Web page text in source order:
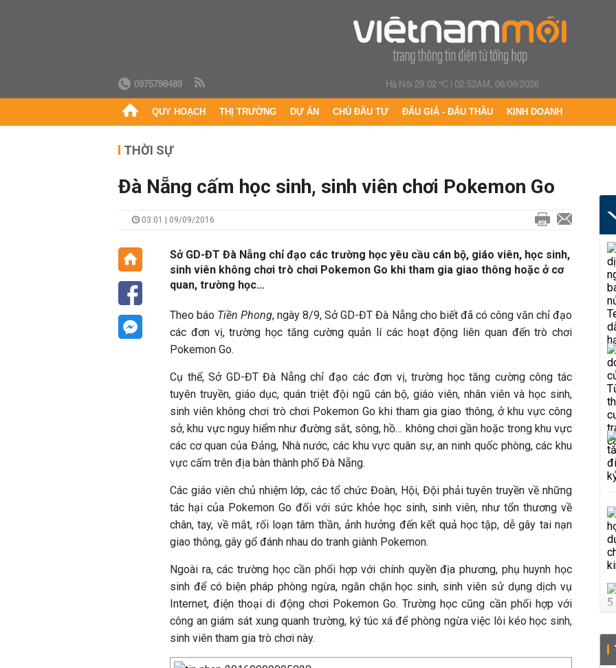
0975798489 Hà Nội 29.02 °C|02:52AM, 06/08/2026
QUY HOẠCH THỊ TRƯỜNG DỰ ÁN CHỦ ĐẦU TƯ ĐẤU GIÁ - ĐẤU THẦU KINH DOANH
THỜI SỰ
Đà Nẵng cấm học sinh, sinh viên chơi Pokemon Go
03:01 | 09/09/2016
Sở GD-ĐT Đà Nẵng chỉ đạo các trường học yêu cầu cán bộ, giáo viên, học sinh,
sinh viên không chơi trò chơi Pokemon Go khi tham gia giao thông hoặc ở cơ
quan, trường học…
Theo báo Tiền Phong, ngày 8/9, Sở GD-ĐT Đà Nẵng cho biết đã có công văn chỉ đạo
các đơn vị, trường học tăng cường quản lí các hoạt động liên quan đến trò chơi
Pokemon Go.
Cụ thể, Sở GD-ĐT Đà Nẵng chỉ đạo các đơn vị, trường học tăng cường công tác
tuyên truyền, giáo dục, quán triệt đội ngũ cán bộ, giáo viên, nhân viên và học sinh,
sinh viên không chơi trò chơi Pokemon Go khi tham gia giao thông, ở khu vực công
sở, khu vực nguy hiểm như đường sắt, sông, hồ… không chơi gần hoặc trong khu vực
các cơ quan của Đảng, Nhà nước, các khu vực quân sự, an ninh quốc phòng, các khu
vực cấm trên địa bàn thành phố Đà Nẵng.
Các giáo viên chủ nhiệm lớp, các tổ chức Đoàn, Hội, Đội phải tuyên truyền về những
tác hại của Pokemon Go đối với sức khỏe học sinh, sinh viên, như tổn thương về
chân, tay, về mắt, rối loạn tâm thần, ảnh hưởng đến kết quả học tập, dễ gây tai nạn
giao thông, gây gổ đánh nhau do tranh giành Pokemon.
Ngoài ra, các trường học cần phối hợp với chính quyền địa phương, phụ huynh học
sinh để có biện pháp phòng ngừa, ngăn chặn học sinh, sinh viên sử dụng dịch vụ
Internet, điện thoại di động chơi Pokemon Go. Trường học cũng cần phối hợp với
công an giám sát xung quanh trường, ký túc xá để phòng ngừa việc lôi kéo học sinh,
sinh viên tham gia trò chơi này.